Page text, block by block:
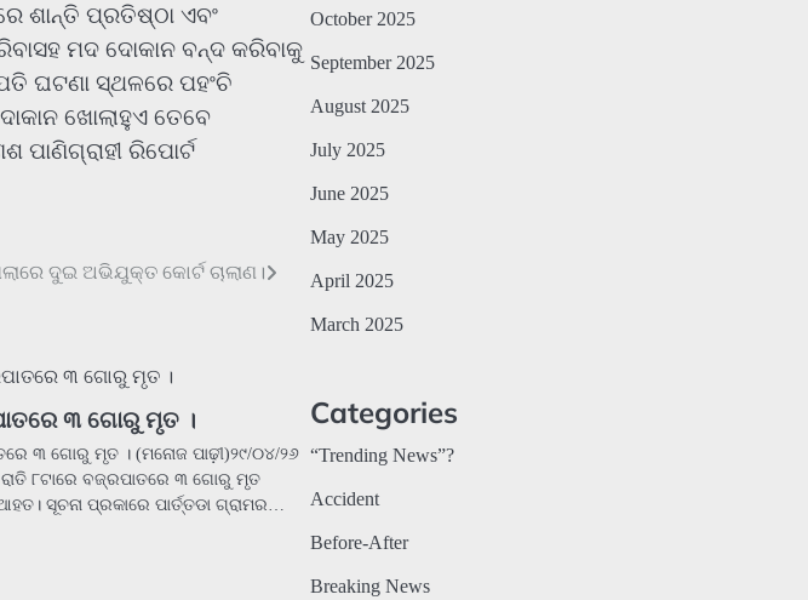
ଶାନ୍ତି ପ୍ରତିଷ୍ଠା ଏବଂ
ମଦ ଦୋକାନ ବନ୍ଦ କରିବାକୁ
ଘଟଣା ସ୍ଥଳରେ ପହଂଚି
ଖୋଲାହୁଏ ତେବେ
ପାଣିଗ୍ରାହୀ ରିପୋର୍ଟ
ଦୁଇ ଅଭିଯୁକ୍ତ କୋର୍ଟ ଚାଲାଣ।
୩ ଗୋରୁ ମୃତ ।
୩ ଗୋରୁ ମୃତ । (ମନୋଜ ପାଢ଼ୀ)୨୯/୦୪/୨୬
୮ଟାରେ ବଜ୍ରପାତରେ ୩ ଗୋରୁ ମୃତ
ସୂଚନା ପ୍ରକାରେ ପାର୍ତ୍ତଡା ଗ୍ରାମର…
October 2025
September 2025
August 2025
July 2025
June 2025
May 2025
April 2025
March 2025
Categories
“Trending News”?
Accident
Before-After
Breaking News